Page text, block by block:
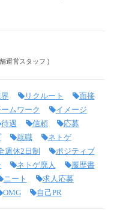
運営スタッフ )
リクルート
面接
ムワーク
イメージ
待遇 信頼
応募
就職
ネトゲ
週休2日制
ポジティブ
ネトゲ廃人
履歴書
ニート
求人応募
OMG 自己PR